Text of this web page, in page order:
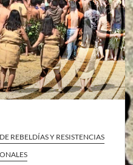
REBELDÍAS Y RESISTENCIAS